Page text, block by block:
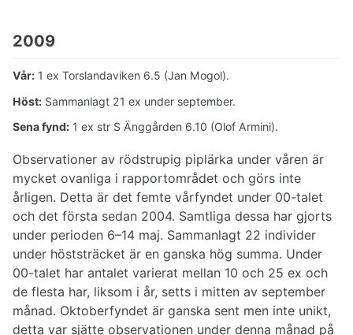
2009
Vår: 1 ex Torslandaviken 6.5 (Jan Mogol).
Höst: Sammanlagt 21 ex under september.
Sena fynd: 1 ex str S Änggården 6.10 (Olof Armini).
Observationer av rödstrupig piplärka under våren är
mycket ovanliga i rapportområdet och görs inte
årligen. Detta är det femte vårfyndet under 00-talet
och det första sedan 2004. Samtliga dessa har gjorts
under perioden 6–14 maj. Sammanlagt 22 individer
under höststräcket är en ganska hög summa. Under
00-talet har antalet varierat mellan 10 och 25 ex och
de flesta har, liksom i år, setts i mitten av september
månad. Oktoberfyndet är ganska sent men inte unikt,
detta var sjätte observationen under denna månad på